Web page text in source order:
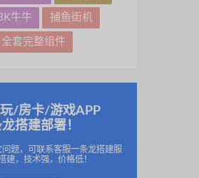
牛牛 捕鱼街机
全套完整组件
/房卡/游戏APP
搭建部署！
题，可联系客服一条龙搭建服
建，技术强，价格低！